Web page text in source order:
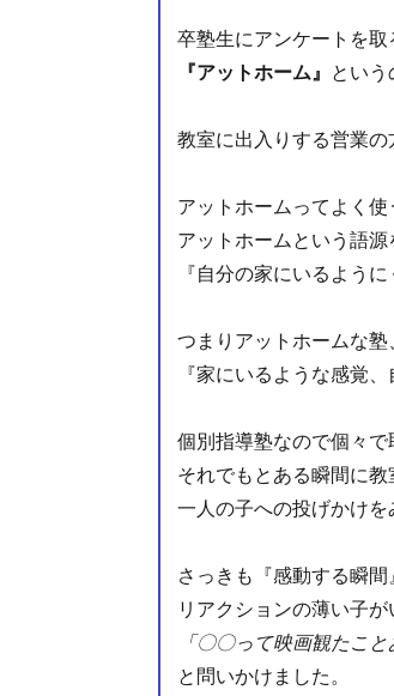
卒塾生にアンケートを取
『アットホーム』
という
教室に出入りする営業の
アットホームってよく
アットホームという語源
『自分の家にいるよう
つまりアットホームな塾
『家にいるような感覚
個別指導塾なので個々で
それでもとある瞬間に教
一人の子への投げかけを
さっきも『感動する瞬間
リアクションの薄い子が
「〇〇って映画観たこ
と問いかけました。